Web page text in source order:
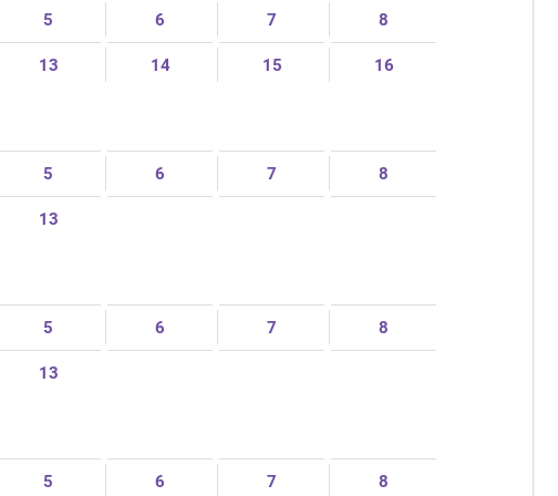
5 6 7 8
13 14 15 16
5 6 7 8
13
5 6 7 8
13
5 6 7 8